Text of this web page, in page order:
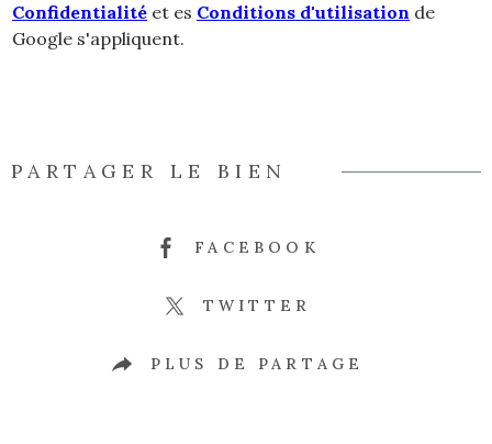
Confidentialité et es Conditions d'utilisation de
Google s'appliquent.
PARTAGER LE BIEN
FACEBOOK
TWITTER
PLUS DE PARTAGE